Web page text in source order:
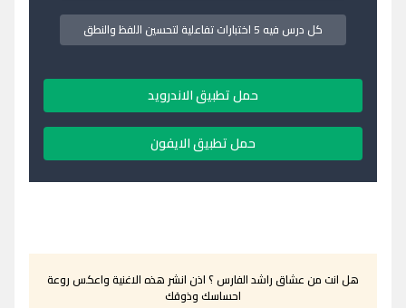
كل درس فيه 5 اختبارات تفاعلية لتحسين اللفظ والنطق
حمل تطبيق الاندرويد
حمل تطبيق الايفون
هل انت من عشاق راشد الفارس ؟ اذن انشر هذه الاغنية واعكس روعة
احساسك وذوقك